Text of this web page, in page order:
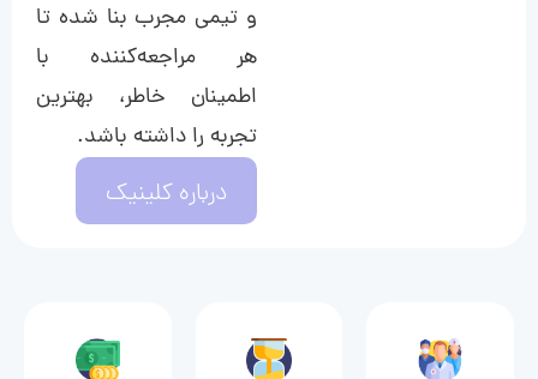
و تیمی مجرب بنا شده تا
هر مراجعه‌کننده با
اطمینان خاطر، بهترین
تجربه را داشته باشد.
درباره کلینیک